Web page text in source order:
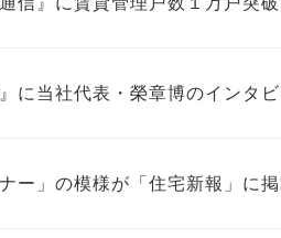
に当社代表・榮章博のインタ
ー」の模様が「住宅新報」に